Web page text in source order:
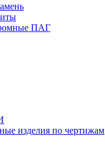
ПАГ
изделия по чертижам